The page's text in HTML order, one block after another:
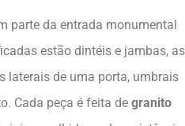
parte da entrada monumental
estão dintéis e jambas, as
laterais de uma porta, umbrais
Cada peça é feita de granito